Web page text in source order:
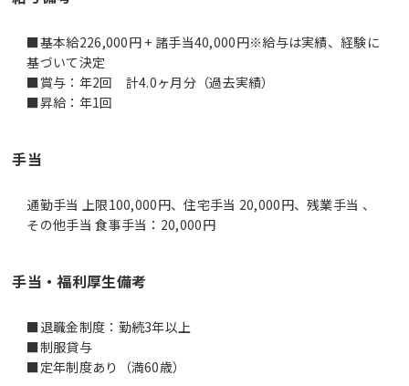
■基本給226,000円 + 諸手当40,000円※給与は実績、経験に
基づいて決定
■賞与：年2回 計4.0ヶ月分（過去実績）
■昇給：年1回
手当
通勤手当 上限100,000円、住宅手当 20,000円、残業手当 、
その他手当 食事手当：20,000円
手当・福利厚生備考
■退職金制度：勤続3年以上
■制服貸与
■定年制度あり（満60歳）